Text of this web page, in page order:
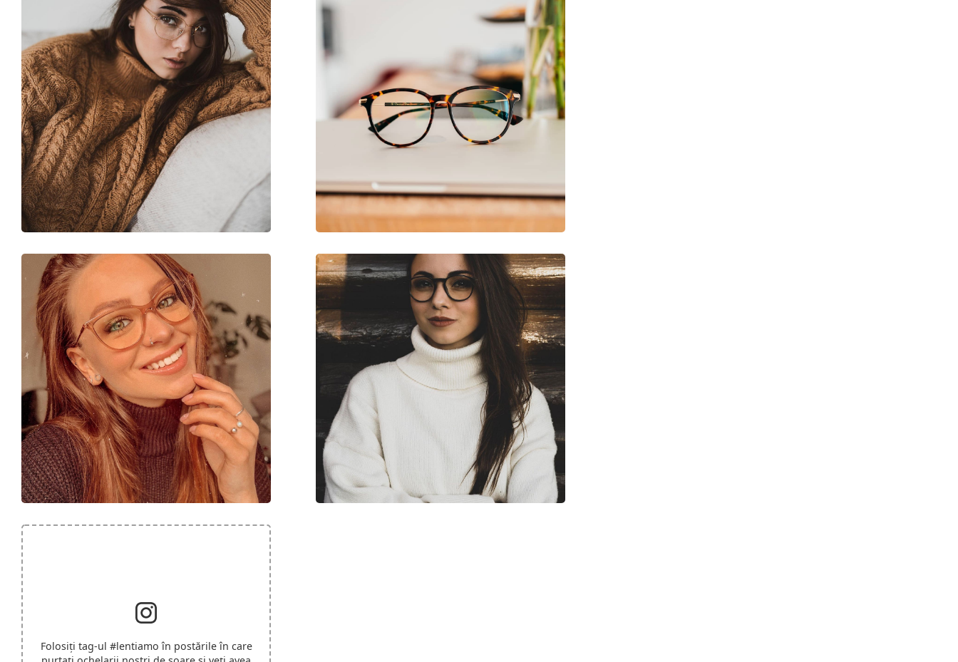
Pernițe reglabile pentru nas:
Nu
Balama flexibilă:
Nu
Clip-on:
Nu
Accesorii
Suport:
Da
Lavetă pentru curățat:
Da
Altele
Sex:
Categorie:
Ochelari de vedere
Brand:
Gucci
Folosiți tag-ul #lentiamo în postările în care